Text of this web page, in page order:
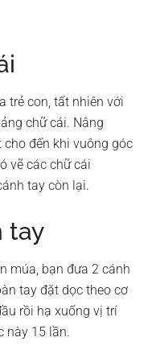
trẻ con, tất nhiên với
chữ cái. Nâng
đến khi vuông góc
vẽ các chữ cái
tay còn lại.
tay
múa, bạn đưa 2 cánh
tay đặt dọc theo cơ
rồi hạ xuống vị trí
này 15 lần.